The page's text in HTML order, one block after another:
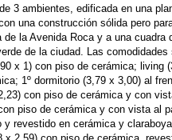
3 ambientes, edificada en una
una construcción sólida pero
la Avenida Roca y a una cuadra
de la ciudad. Las
x 1) con piso de cerámica; living
1º dormitorio (3,79 x 3,00) al
con piso de cerámica y con
piso de cerámica y con vista al
y revestido en cerámica y